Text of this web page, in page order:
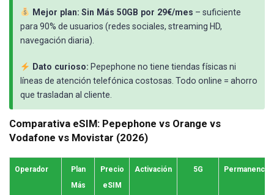
Mejor plan: Sin Más 50GB por 29€/mes – suficiente
para 90% de usuarios (redes sociales, streaming HD,
navegación diaria).
Dato curioso: Pepephone no tiene tiendas físicas ni
líneas de atención telefónica costosas. Todo online = ahorro
que trasladan al cliente.
Comparativa eSIM: Pepephone vs Orange vs
Vodafone vs Movistar (2026)
Operador
Plan
Más
Precio
eSIM
Activación 5G Permanencia